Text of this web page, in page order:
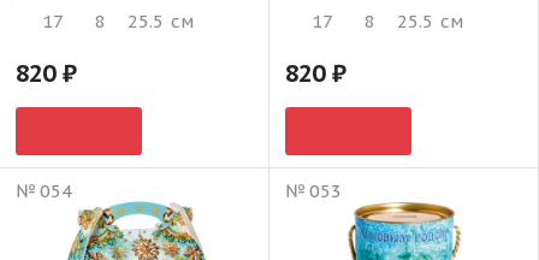
17
8 25.5 см
820
17
8 25.5 см
820
№ 054 № 053